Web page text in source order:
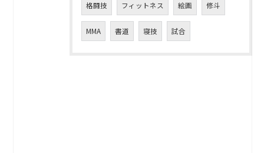
格闘技 フィットネス 絵画 修斗
MMA 書道 寝技 試合